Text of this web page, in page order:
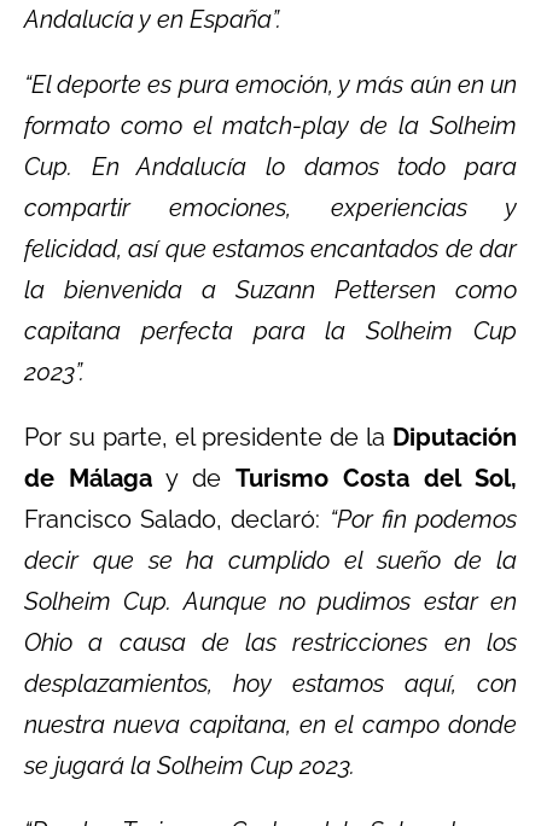
Andalucía y en España”.
“El deporte es pura emoción, y más aún en un
formato como el match-play de la Solheim
Cup. En Andalucía lo damos todo para
compartir emociones, experiencias y
felicidad, así que estamos encantados de dar
la bienvenida a Suzann Pettersen como
capitana perfecta para la Solheim Cup
2023”.
Por su parte, el presidente de la Diputación
de Málaga y de Turismo Costa del Sol,
Francisco Salado, declaró: “Por fin podemos
decir que se ha cumplido el sueño de la
Solheim Cup. Aunque no pudimos estar en
Ohio a causa de las restricciones en los
desplazamientos, hoy estamos aquí, con
nuestra nueva capitana, en el campo donde
se jugará la Solheim Cup 2023.